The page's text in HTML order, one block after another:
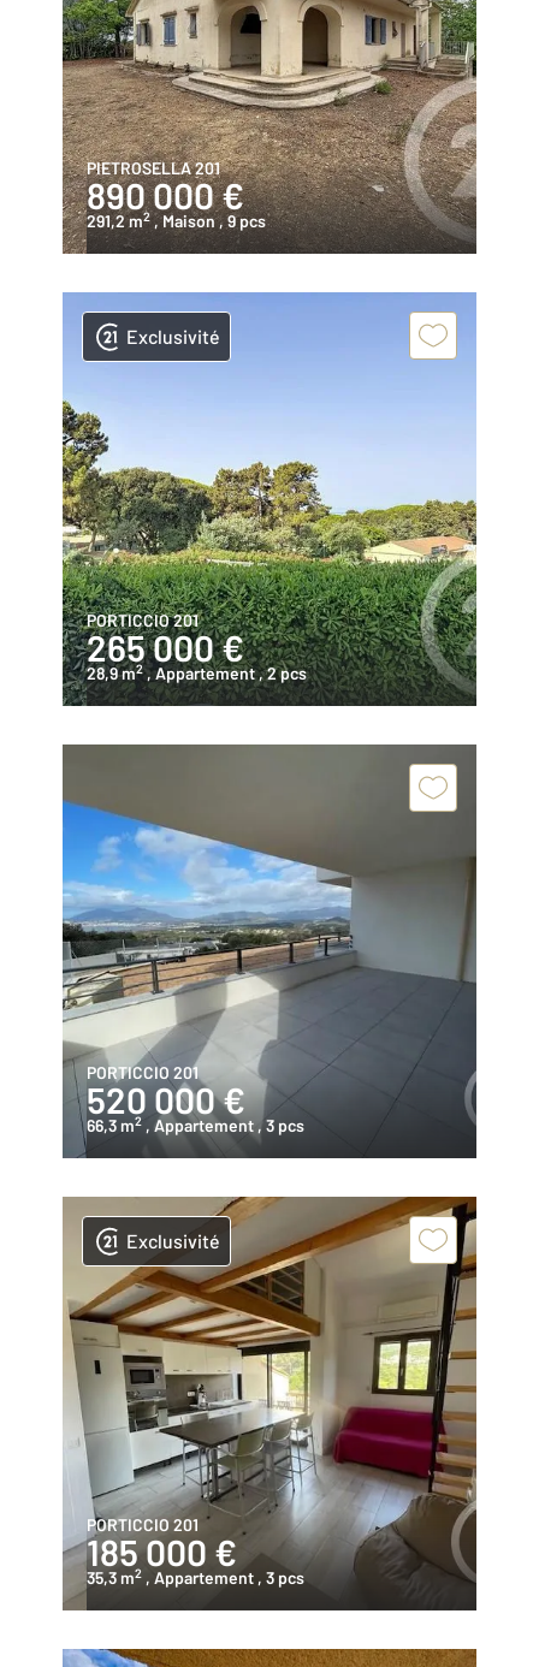
PIETROSELLA 201
890 000 €
291,2 m2 , Maison, 9 pcs
Exclusivité
PORTICCIO 201
265 000 €
28,9 m2 , Appartement, 2 pcs
PORTICCIO 201
520 000 €
66,3 m2 , Appartement , 3 pcs
Exclusivité
PORTICCIO 201
185 000 €
35,3 m2 , Appartement , 3 pcs